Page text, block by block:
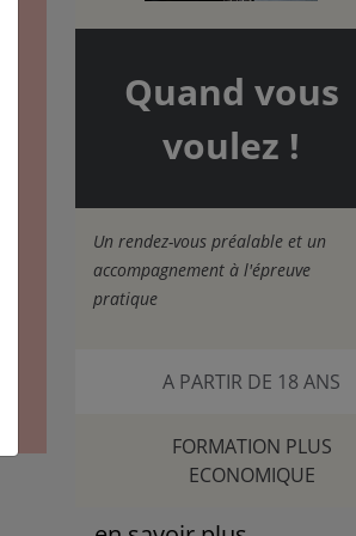
Quand vous
voulez !
Un rendez-vous préalable et un
accompagnement à l'épreuve
pratique
A PARTIR DE 18 ANS
FORMATION PLUS
ECONOMIQUE